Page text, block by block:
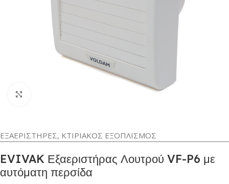
ΕΞΑΕΡΙΣΤΗΡΕΣ, ΚΤΙΡΙΑΚΟΣ ΕΞΟΠΛΙΣΜΟΣ
EVIVAK Εξαεριστήρας Λουτρού VF-P6 με
αυτόματη περσίδα